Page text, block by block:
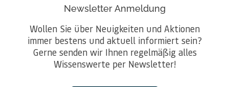
Newsletter Anmeldung
Wollen Sie über Neuigkeiten und Aktionen
immer bestens und aktuell informiert sein?
Gerne senden wir Ihnen regelmäßig alles
Wissenswerte per Newsletter!